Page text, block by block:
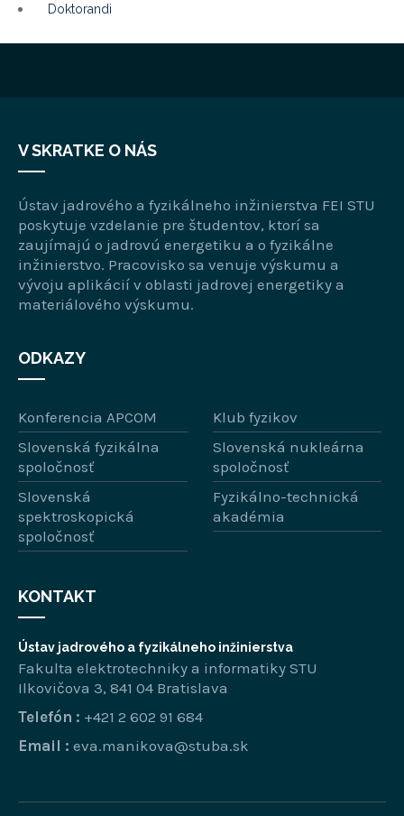
Doktorandi
V SKRATKE O NÁS
Ústav jadrového a fyzikálneho inžinierstva FEI STU
poskytuje vzdelanie pre študentov, ktorí sa
zaujímajú o jadrovú energetiku a o fyzikálne
inžinierstvo. Pracovisko sa venuje výskumu a
vývoju aplikácií v oblasti jadrovej energetiky a
materiálového výskumu.
ODKAZY
Konferencia APCOM
Klub fyzikov
Slovenská fyzikálna
spoločnosť
Slovenská nukleárna
spoločnosť
Slovenská
spektroskopická
spoločnosť
Fyzikálno-technická
akadémia
KONTAKT
Ústav jadrového a fyzikálneho inžinierstva
Fakulta elektrotechniky a informatiky STU
Ilkovičova 3, 841 04 Bratislava
Telefón : +421 2 602 91 684
Email : eva.manikova@stuba.sk